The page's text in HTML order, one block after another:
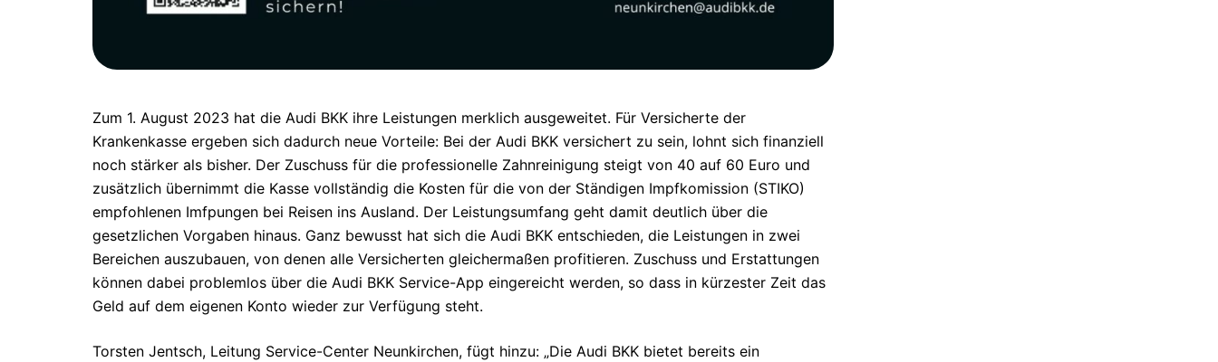
Zum 1. August 2023 hat die Audi BKK ihre Leistungen merklich ausgeweitet. Für Versicherte der
Krankenkasse ergeben sich dadurch neue Vorteile: Bei der Audi BKK versichert zu sein, lohnt sich finanziell
noch stärker als bisher. Der Zuschuss für die professionelle Zahnreinigung steigt von 40 auf 60 Euro und
zusätzlich übernimmt die Kasse vollständig die Kosten für die von der Ständigen Impfkomission (STIKO)
empfohlenen Imfpungen bei Reisen ins Ausland. Der Leistungsumfang geht damit deutlich über die
gesetzlichen Vorgaben hinaus. Ganz bewusst hat sich die Audi BKK entschieden, die Leistungen in zwei
Bereichen auszubauen, von denen alle Versicherten gleichermaßen profitieren. Zuschuss und Erstattungen
können dabei problemlos über die Audi BKK Service-App eingereicht werden, so dass in kürzester Zeit das
Geld auf dem eigenen Konto wieder zur Verfügung steht.
Torsten Jentsch, Leitung Service-Center Neunkirchen, fügt hinzu: „Die Audi BKK bietet bereits ein